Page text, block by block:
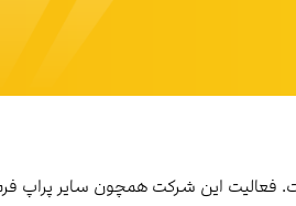
است. فعالیت این شرکت همچون سایر پراپ